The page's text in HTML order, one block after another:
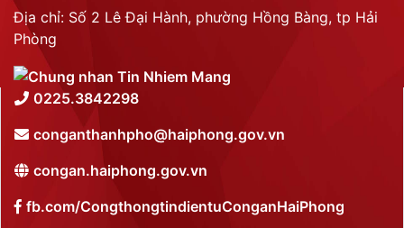
Địa chỉ: Số 2 Lê Đại Hành, phường Hồng Bàng, tp Hải
Phòng
0225.3842298
conganthanhpho@haiphong.gov.vn
congan.haiphong.gov.vn
fb.com/CongthongtindientuConganHaiPhong